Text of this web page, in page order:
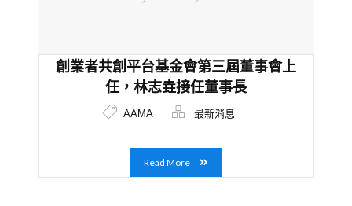
創業者共創平台基金會第三屆董事會上
任，林志垚接任董事長
AAMA 最新消息
Read More